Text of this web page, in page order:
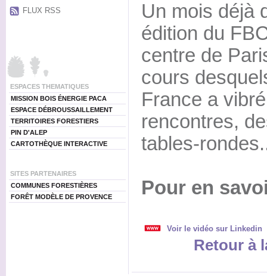
FLUX RSS
ESPACES THEMATIQUES
MISSION BOIS ÉNERGIE PACA
ESPACE DÉBROUSSAILLEMENT
TERRITOIRES FORESTIERS
PIN D'ALEP
CARTOTHÈQUE INTERACTIVE
SITES PARTENAIRES
COMMUNES FORESTIÈRES
FORÊT MODÈLE DE PROVENCE
Un mois déjà
édition du
centre de
cours
France a
rencontres,
tables-
Pour en
Voir le vidéo sur Linkedin
Retour à